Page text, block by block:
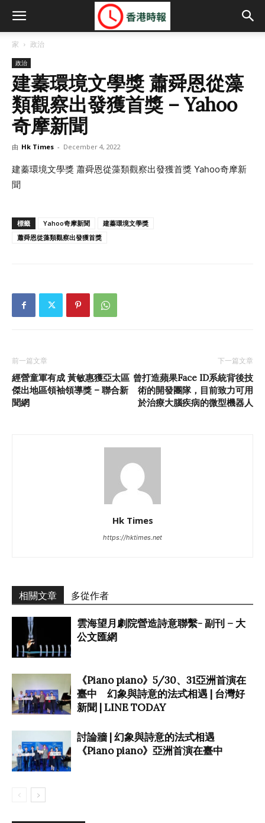
家 政治
政治
建蓁環境文學獎 蕭舜恩從藻
類觀察出發獲首獎 – Yahoo
奇摩新聞
由 Hk Times - December 4, 2022
建蓁環境文學獎 蕭舜恩從藻類觀察出發獲首獎 Yahoo奇摩新
聞
標籤 Yahoo奇摩新聞
建蓁環境文學獎
蕭舜恩從藻類觀察出發獲首獎
前一篇文章
經營童軍有成 黃敏惠獲亞太區
傑出地區領袖領導獎 – 聯合新
聞網
下一篇文章
曾打造蘋果Face ID系統背後技
術的開發團隊，目前致力可用
於治療大腦疾病的微型機器人
Hk Times
https://hktimes.net
相關文章 多從作者
雲海望月劇院營造詩意聯繫- 副刊 – 大
公文匯網
《Piano piano》5/30、31亞洲首演在
臺中 幻象與詩意的法式相遇 | 台灣好
新聞 | LINE TODAY
討論牆 | 幻象與詩意的法式相遇
《Piano piano》亞洲首演在臺中